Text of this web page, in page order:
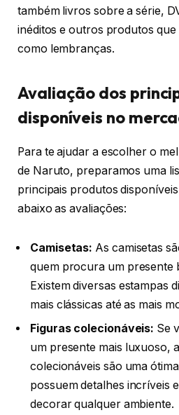
também livros sobre a série,
inéditos e outros produtos que
como lembranças.
Avaliação dos
disponíveis no
Para te ajudar a escolher o
de Naruto, preparamos uma
principais produtos
abaixo as avaliações:
Camisetas: As camisetas
quem procura um presente
Existem diversas estampas
mais clássicas até as mais
Figuras colecionáveis: Se
um presente mais luxuoso,
colecionáveis são uma
possuem detalhes incríveis
decorar qualquer ambiente.